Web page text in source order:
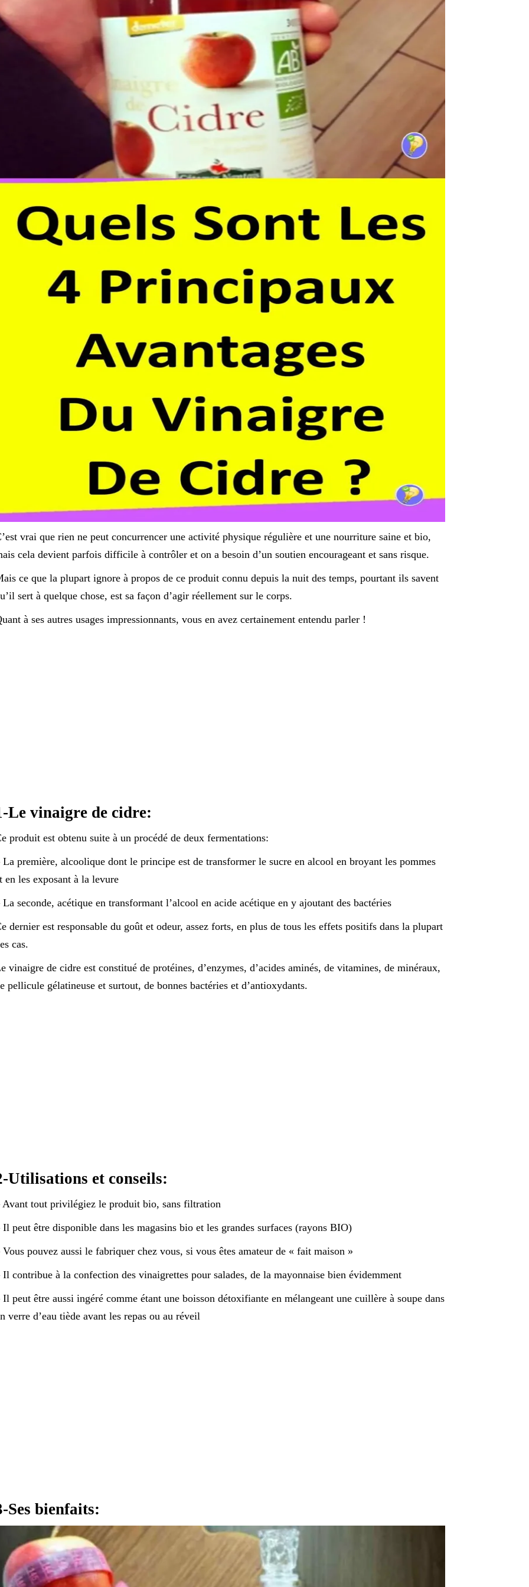
vrai que rien ne peut concurrencer une activité physique régulière et une nourriture saine et bio,
cela devient parfois difficile à contrôler et on a besoin d’un soutien encourageant et sans risque.
ce que la plupart ignore à propos de ce produit connu depuis la nuit des temps, pourtant ils savent
sert à quelque chose, est sa façon d’agir réellement sur le corps.
à ses autres usages impressionnants, vous en avez certainement entendu parler !
Le vinaigre de cidre:
produit est obtenu suite à un procédé de deux fermentations:
La première, alcoolique dont le principe est de transformer le sucre en alcool en broyant les pommes
en les exposant à la levure
La seconde, acétique en transformant l’alcool en acide acétique en y ajoutant des bactéries
dernier est responsable du goût et odeur, assez forts, en plus de tous les effets positifs dans la plupart
cas.
vinaigre de cidre est constitué de protéines, d’enzymes, d’acides aminés, de vitamines, de minéraux,
pellicule gélatineuse et surtout, de bonnes bactéries et d’antioxydants.
Utilisations et conseils:
Avant tout privilégiez le produit bio, sans filtration
Il peut être disponible dans les magasins bio et les grandes surfaces (rayons BIO)
Vous pouvez aussi le fabriquer chez vous, si vous êtes amateur de « fait maison »
Il contribue à la confection des vinaigrettes pour salades, de la mayonnaise bien évidemment
Il peut être aussi ingéré comme étant une boisson détoxifiante en mélangeant une cuillère à soupe dans
verre d’eau tiède avant les repas ou au réveil
Ses bienfaits: